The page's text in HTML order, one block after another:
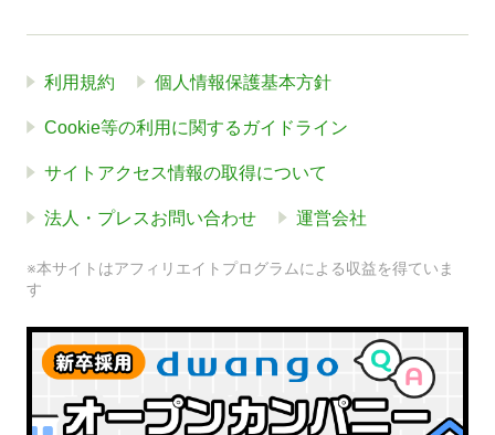
利用規約 個人情報保護基本方針
Cookie等の利用に関するガイドライン
サイトアクセス情報の取得について
法人・プレスお問い合わせ 運営会社
※本サイトはアフィリエイトプログラムによる収益を得ていま
す